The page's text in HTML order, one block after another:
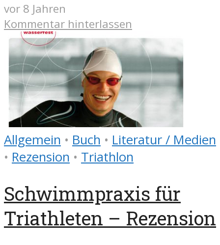
vor 8 Jahren
Kommentar hinterlassen
Allgemein • Buch • Literatur / Medien
• Rezension • Triathlon
Schwimmpraxis für
Triathleten – Rezension